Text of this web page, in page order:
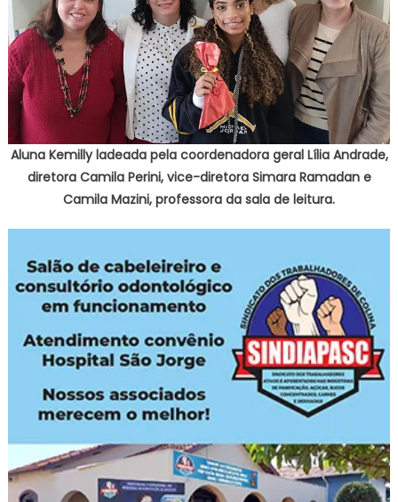
Aluna Kemilly ladeada pela coordenadora geral Lília Andrade,
diretora Camila Perini, vice-diretora Simara Ramadan e
Camila Mazini, professora da sala de leitura.